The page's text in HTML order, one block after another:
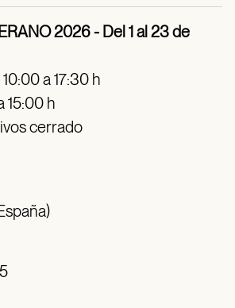
2026 - Del 1 al 23 de
a 17:30 h
15:00 h
cerrado